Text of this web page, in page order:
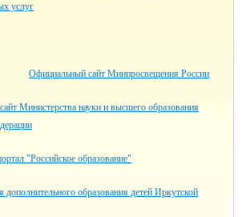
услуг
Официальный сайт Минпросвещения России
Министерства науки и высшего образования
"Российское образование"
дополнительного образования детей Иркутской